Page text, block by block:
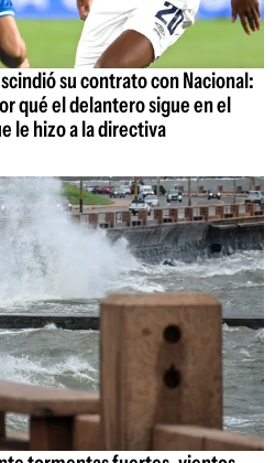
su contrato con Nacional:
qué el delantero sigue en el
le hizo a la directiva